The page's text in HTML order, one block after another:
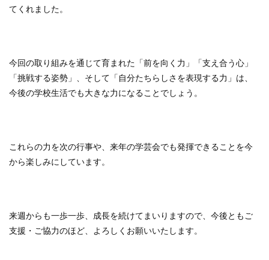
てくれました。
今回の取り組みを通じて育まれた「前を向く力」「支え合う心」
「挑戦する姿勢」、そして「自分たちらしさを表現する力」は、
今後の学校生活でも大きな力になることでしょう。
これらの力を次の行事や、来年の学芸会でも発揮できることを今
から楽しみにしています。
来週からも一歩一歩、成長を続けてまいりますので、今後ともご
支援・ご協力のほど、よろしくお願いいたします。